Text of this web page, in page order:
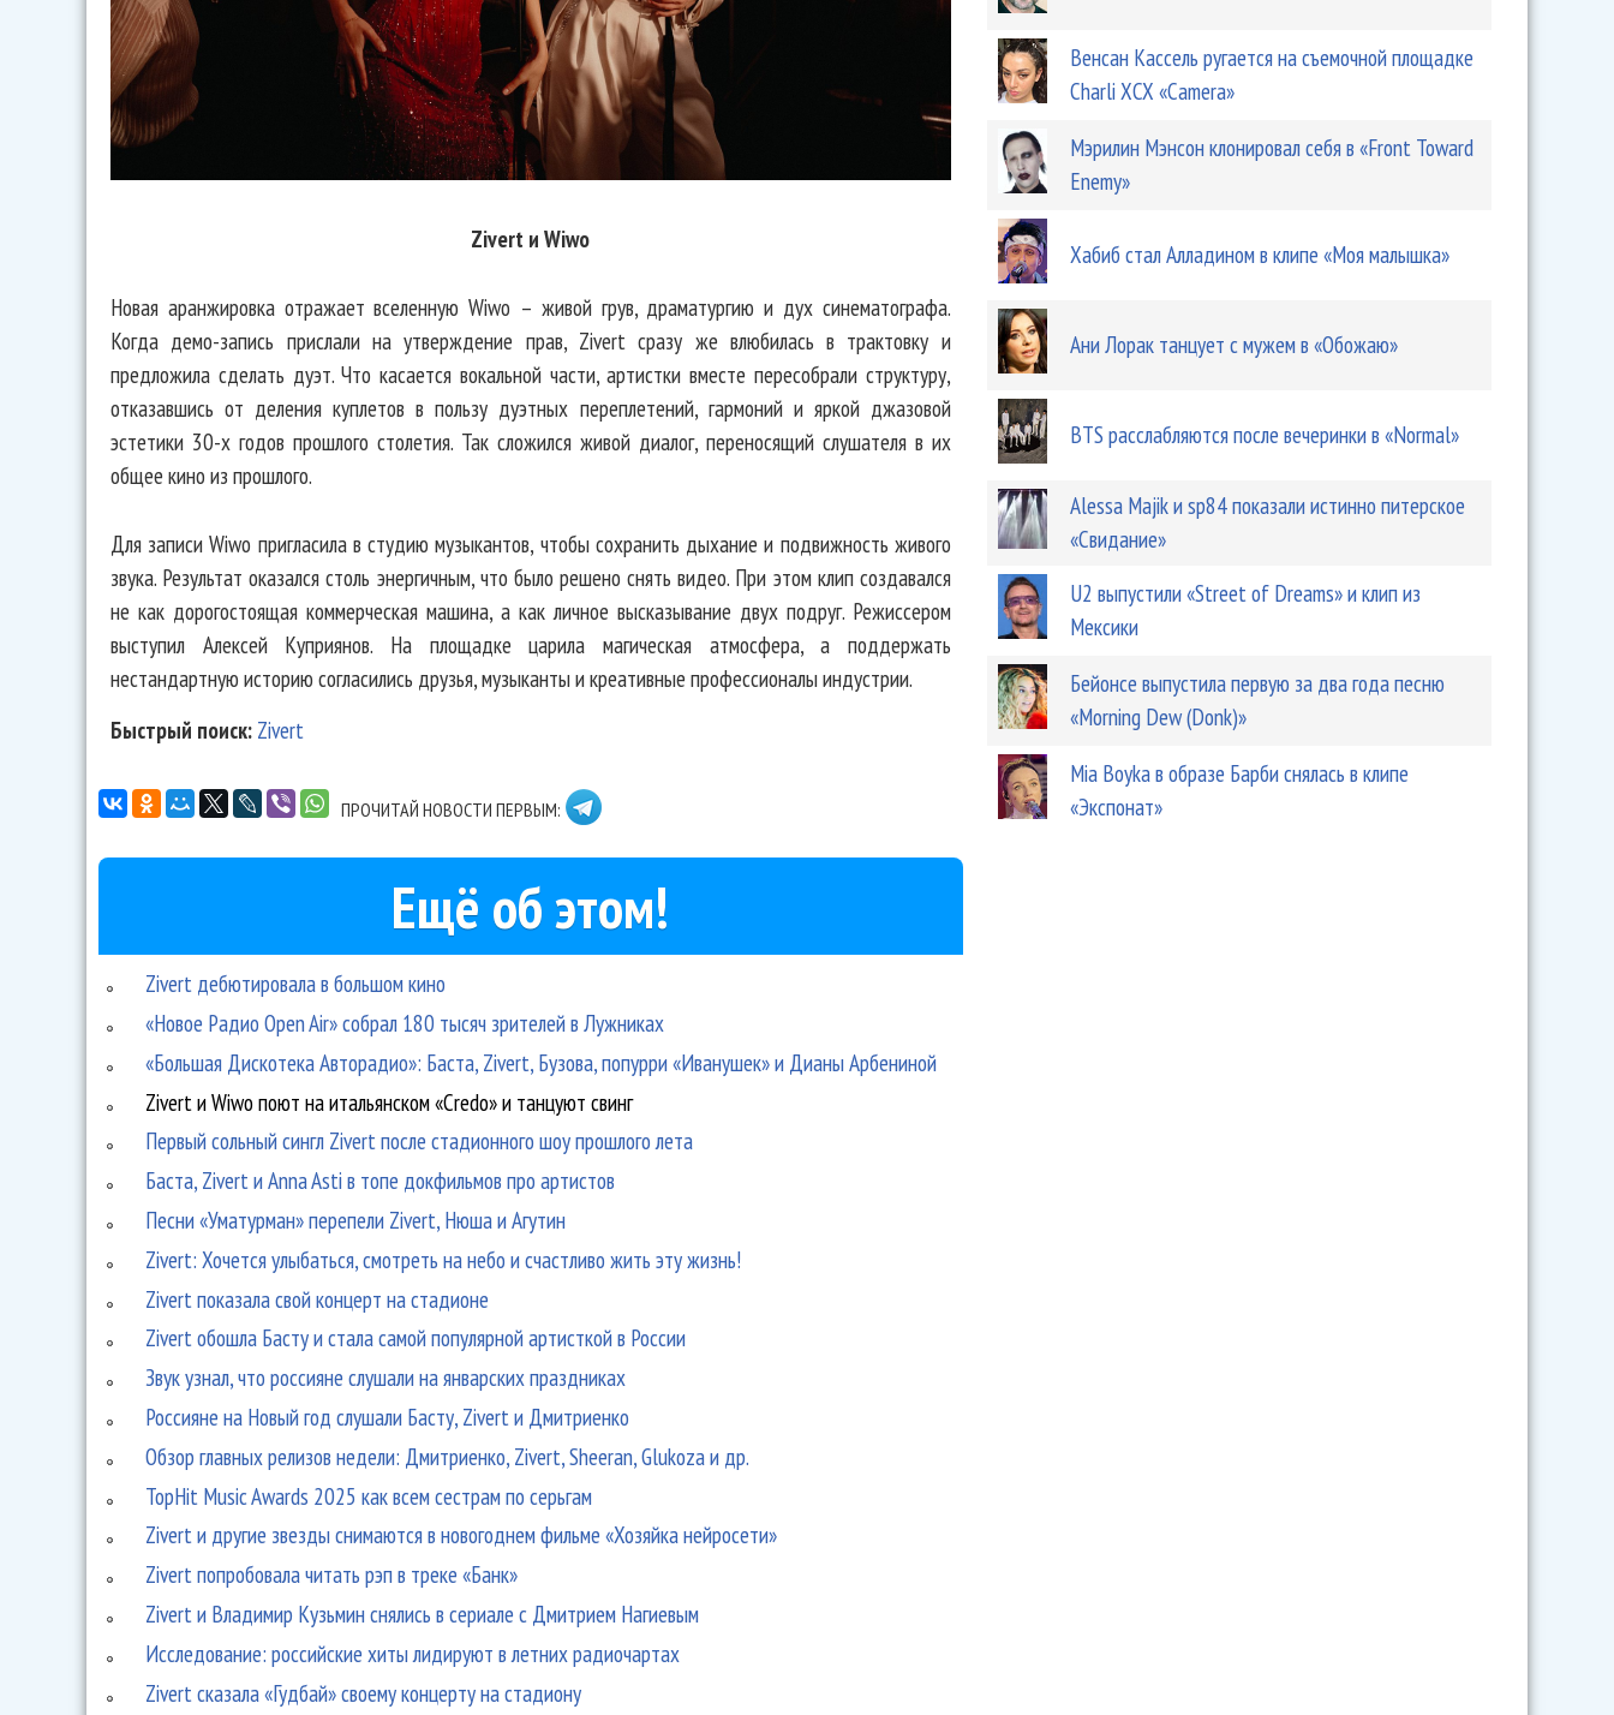
Zivert и Wiwo
Новая аранжировка отражает вселенную Wiwo – живой грув, драматургию и дух синематографа.
Когда демо-запись прислали на утверждение прав, Zivert сразу же влюбилась в трактовку и
предложила сделать дуэт. Что касается вокальной части, артистки вместе пересобрали структуру,
отказавшись от деления куплетов в пользу дуэтных переплетений, гармоний и яркой джазовой
эстетики 30-х годов прошлого столетия. Так сложился живой диалог, переносящий слушателя в их
общее кино из прошлого.
Для записи Wiwo пригласила в студию музыкантов, чтобы сохранить дыхание и подвижность живого
звука. Результат оказался столь энергичным, что было решено снять видео. При этом клип создавался
не как дорогостоящая коммерческая машина, а как личное высказывание двух подруг. Режиссером
выступил Алексей Куприянов. На площадке царила магическая атмосфера, а поддержать
нестандартную историю согласились друзья, музыканты и креативные профессионалы индустрии.
Быстрый поиск: Zivert
ПРОЧИТАЙ НОВОСТИ ПЕРВЫМ:
Ещё об этом!
Zivert дебютировала в большом кино
«Новое Радио Open Air» собрал 180 тысяч зрителей в Лужниках
«Большая Дискотека Авторадио»: Баста, Zivert, Бузова, попурри «Иванушек» и Дианы Арбениной
Zivert и Wiwo поют на итальянском «Credo» и танцуют свинг
Первый сольный сингл Zivert после стадионного шоу прошлого лета
Баста, Zivert и Anna Asti в топе докфильмов про артистов
Песни «Уматурман» перепели Zivert, Нюша и Агутин
Zivert: Хочется улыбаться, смотреть на небо и счастливо жить эту жизнь!
Zivert показала свой концерт на стадионе
Zivert обошла Басту и стала самой популярной артисткой в России
Звук узнал, что россияне слушали на январских праздниках
Россияне на Новый год слушали Басту, Zivert и Дмитриенко
Обзор главных релизов недели: Дмитриенко, Zivert, Sheeran, Glukoza и др.
TopHit Music Awards 2025 как всем сестрам по серьгам
Zivert и другие звезды снимаются в новогоднем фильме «Хозяйка нейросети»
Zivert попробовала читать рэп в треке «Банк»
Zivert и Владимир Кузьмин снялись в сериале с Дмитрием Нагиевым
Исследование: российские хиты лидируют в летних радиочартах
Zivert сказала «Гудбай» своему концерту на стадиону
Венсан Кассель ругается на съемочной площадке
Charli XCX «Camera»
Мэрилин Мэнсон клонировал себя в «Front Toward
Enemy»
Хабиб стал Алладином в клипе «Моя малышка»
Ани Лорак танцует с мужем в «Обожаю»
BTS расслабляются после вечеринки в «Normal»
Alessa Majik и sp84 показали истинно питерское
«Свидание»
U2 выпустили «Street of Dreams» и клип из
Мексики
Бейонсе выпустила первую за два года песню
«Morning Dew (Donk)»
Mia Boyka в образе Барби снялась в клипе
«Экспонат»